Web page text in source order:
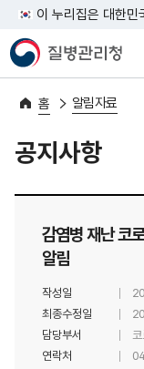
이 누리집은 대한민
홈 알림자료
공지사항
감염병 재난 코
알림
작성일
최종수정일
담당부서
연락처